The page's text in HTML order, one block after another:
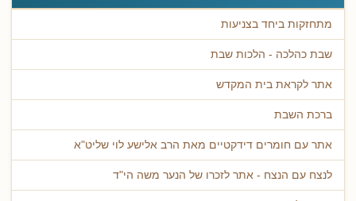
מתחזקות ביחד בצניעות
שבת כהלכה - הלכות שבת
אתר לקראת בית המקדש
ברכת השבת
אתר עם חומרים דידקטיים מאת הרב אלישע לוי שליט"א
לנצח עם הנצח - אתר לזכרו של הנער משה הי"ד